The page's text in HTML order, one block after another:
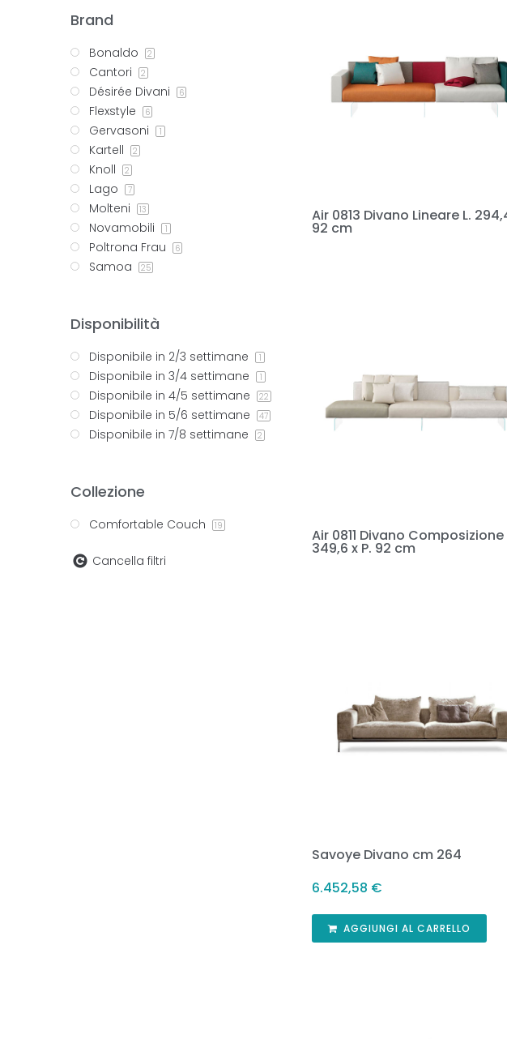
Brand
Bonaldo 2
Cantori 2
Désirée Divani 6
Flexstyle 6
Gervasoni 1
Kartell 2
Knoll 2
Lago 7
Molteni 13
Novamobili 1
Poltrona Frau 6
Samoa 25
Disponibilità
Disponibile in 2/3 settimane 1
Disponibile in 3/4 settimane 1
Disponibile in 4/5 settimane 22
Disponibile in 5/6 settimane 47
Disponibile in 7/8 settimane 2
Collezione
Comfortable Couch 19
Cancella filtri
Air 0813 Divano Lineare L.
92 cm
Air 0811 Divano Composizione
349,6 x P. 92 cm
Savoye Divano cm 264
6.452,58 €
AGGIUNGI AL CARRELLO